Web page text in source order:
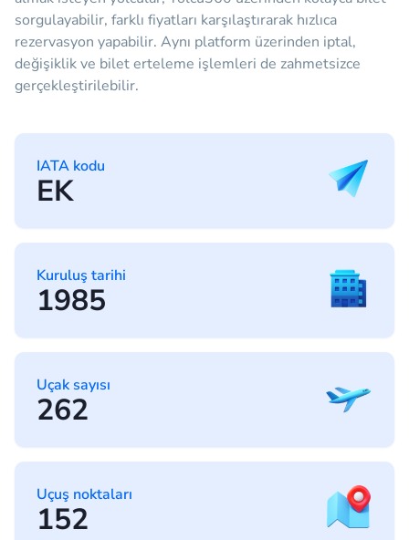
sorgulayabilir, farklı fiyatları karşılaştırarak hızlıca
rezervasyon yapabilir. Aynı platform üzerinden iptal,
değişiklik ve bilet erteleme işlemleri de zahmetsizce
gerçekleştirilebilir.
IATA kodu
EK
Kuruluş tarihi
1985
Uçak sayısı
262
Uçuş noktaları
152